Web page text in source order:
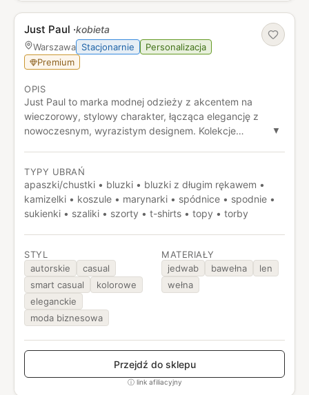
Just Paul ·kobieta
Warszawa Stacjonarnie
Personalizacja
Premium
OPIS
Just Paul to marka modnej odzieży z akcentem na
wieczorowy, stylowy charakter, łącząca elegancję z
nowoczesnym, wyrazistym designem. Kolekcje
wyjątkowa.
▼
TYPY UBRAŃ
apaszki/chustki • bluzki • bluzki z długim rękawem •
kamizelki • koszule • marynarki • spódnice • spodnie •
sukienki • szaliki • szorty • t-shirts • topy • torby
STYL
autorskie
casual
smart casual
kolorowe
eleganckie
moda biznesowa
MATERIAŁY
jedwab
bawełna
len
wełna
Przejdź do sklepu
ⓘ link afiliacyjny